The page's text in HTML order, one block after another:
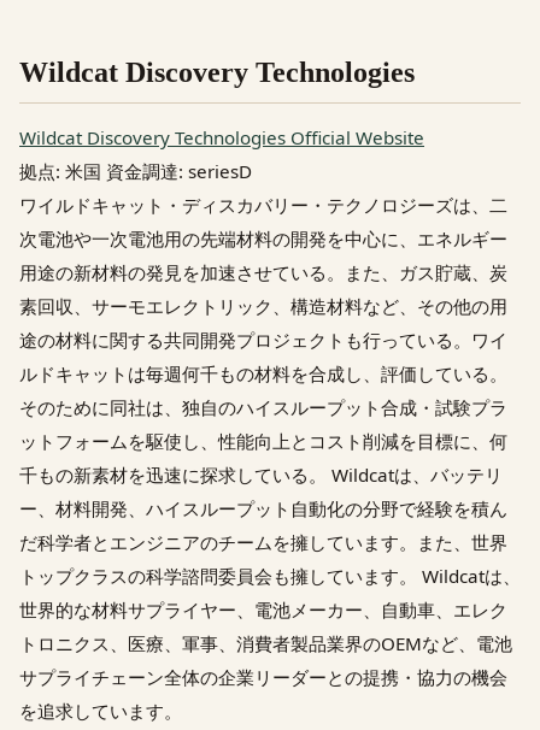
Wildcat Discovery Technologies
Wildcat Discovery Technologies Official Website
拠点: 米国 資金調達: seriesD
ワイルドキャット・ディスカバリー・テクノロジーズは、二
次電池や一次電池用の先端材料の開発を中心に、エネルギー
用途の新材料の発見を加速させている。また、ガス貯蔵、炭
素回収、サーモエレクトリック、構造材料など、その他の用
途の材料に関する共同開発プロジェクトも行っている。ワイ
ルドキャットは毎週何千もの材料を合成し、評価している。
そのために同社は、独自のハイスループット合成・試験プラ
ットフォームを駆使し、性能向上とコスト削減を目標に、何
千もの新素材を迅速に探求している。 Wildcatは、バッテリ
ー、材料開発、ハイスループット自動化の分野で経験を積ん
だ科学者とエンジニアのチームを擁しています。また、世界
トップクラスの科学諮問委員会も擁しています。 Wildcatは、
世界的な材料サプライヤー、電池メーカー、自動車、エレク
トロニクス、医療、軍事、消費者製品業界のOEMなど、電池
サプライチェーン全体の企業リーダーとの提携・協力の機会
を追求しています。